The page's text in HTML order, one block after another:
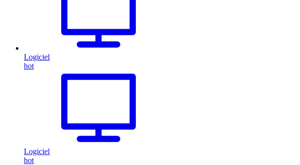
Logiciel
hot
Logiciel
hot